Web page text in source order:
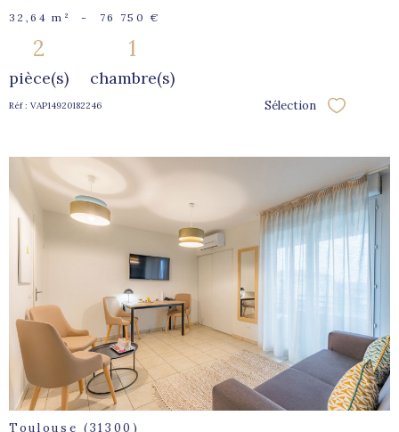
32,64 m² - 76 750 €
2
pièce(s)
1
chambre(s)
Réf : VAP14920182246 Sélection
bien
Toulouse (31300)